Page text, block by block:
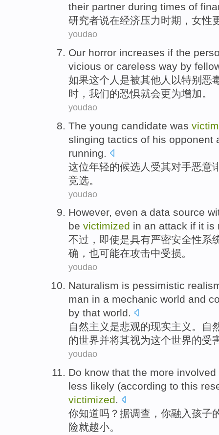
their partner during times of
研究者说在经济压力时期 ， 女性
youdao
Our horror increases if the
vicious or careless way by
如果这个 人 是被其他人 以特别 恶
时， 我们的恐惧就会更为增加。
youdao
The young candidate was
slinging tactics of his opponent
running.
这位年轻的候选人 受其对手恶意
竞选。
youdao
However, even a data source
be victimized in an attack if it is
不过 ， 即使是具有严密安全性系
确，也可能在攻击中受损。
youdao
Naturalism is pessimistic
man in a mechanic world and
by that world.
自然主义 是悲观的现实主义 。自
的世界并将其视为这个世界的受
youdao
Do know that the more involved
less likely (according to this
victimized.
你知道吗？ 据调查 ， 你融入孩子
险就越小。